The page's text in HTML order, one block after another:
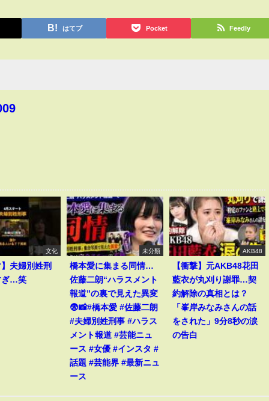
はてブ Pocket Feedly
文化
夫婦別姓刑
ぎ…笑
未分類
橋本愛に集まる同情…
佐藤二朗“ハラスメント
報道”の裏で見えた異変
😨📸#橋本愛 #佐藤二朗
#夫婦別姓刑事 #ハラス
メント報道 #芸能ニュ
ース #女優 #インスタ #
話題 #芸能界 #最新ニュ
ース
AKB48
【衝撃】元AKB48花田
藍衣が丸刈り謝罪…契
約解除の真相とは？
「峯岸みなみさんの話
をされた」9分8秒の涙
の告白